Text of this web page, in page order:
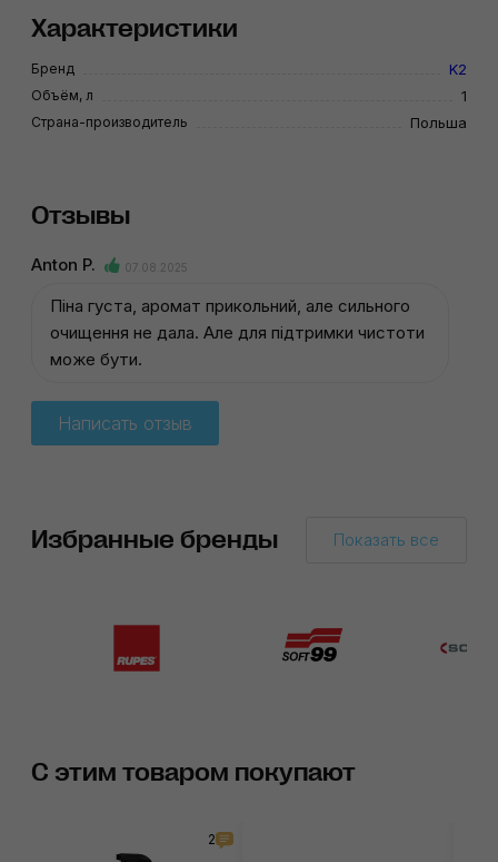
Характеристики
Бренд K2
Объём, л 1
Страна-производитель Польша
Отзывы
Anton P. 07.08.2025
Піна густа, аромат прикольний, але сильного
очищення не дала. Але для підтримки чистоти
може бути.
Написать отзыв
Избранные бренды Показать все
С этим товаром покупают
2